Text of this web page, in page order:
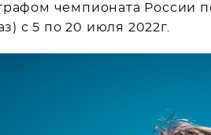
чемпионата России
с 5 по 20 июля 2022г.